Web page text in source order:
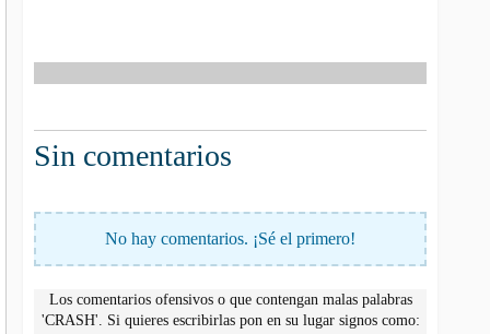
Sin comentarios
No hay comentarios. ¡Sé el primero!
Los comentarios ofensivos o que contengan malas palabras
'CRASH'. Si quieres escribirlas pon en su lugar signos como: